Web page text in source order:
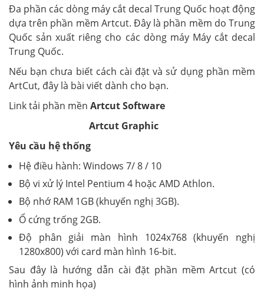
Đa phần các dòng máy cắt decal Trung Quốc hoạt động
dựa trên phần mềm Artcut. Đây là phần mềm do Trung
Quốc sản xuất riêng cho các dòng máy Máy cắt decal
Trung Quốc.
Nếu bạn chưa biết cách cài đặt và sử dụng phần mềm
ArtCut, đây là bài viết dành cho bạn.
Link tải phần mền Artcut Software
Artcut Graphic
Yêu cầu hệ thống
Hệ điều hành: Windows 7/ 8 / 10
Bộ vi xử lý Intel Pentium 4 hoặc AMD Athlon.
Bộ nhớ RAM 1GB (khuyến nghị 3GB).
Ổ cứng trống 2GB.
Độ phân giải màn hình 1024x768 (khuyến nghị
1280x800) với card màn hình 16-bit.
Sau đây là hướng dẫn cài đặt phần mềm Artcut (có
hình ảnh minh họa)